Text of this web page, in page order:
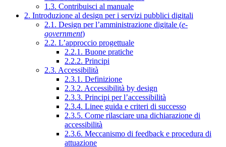
1.3. Contribuisci al manuale
2. Introduzione al design per i servizi pubblici digitali
2.1. Design per l’amministrazione digitale (e-
government)
2.2. L’approccio progettuale
2.2.1. Buone pratiche
2.2.2. Principi
2.3. Accessibilità
2.3.1. Definizione
2.3.2. Accessibilità by design
2.3.3. Principi per l’accessibilità
2.3.4. Linee guida e criteri di successo
2.3.5. Come rilasciare una dichiarazione di
accessibilità
2.3.6. Meccanismo di feedback e procedura di
attuazione